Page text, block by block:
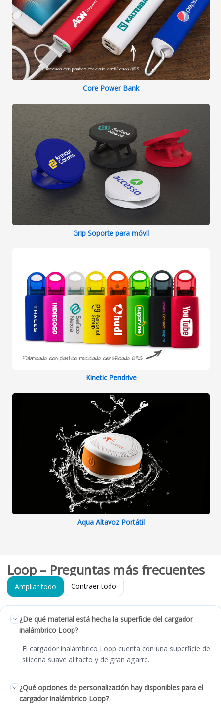
Core Power Bank
Grip Soporte para móvil
Kinetic Pendrive
Aqua Altavoz Portátil
Loop – Preguntas más frecuentes
Ampliar todo Contraer todo
¿De qué material está hecha la superficie del cargador
inalámbrico Loop?
El cargador inalámbrico Loop cuenta con una superficie de
silicona suave al tacto y de gran agarre.
¿Qué opciones de personalización hay disponibles para el
cargador inalámbrico Loop?